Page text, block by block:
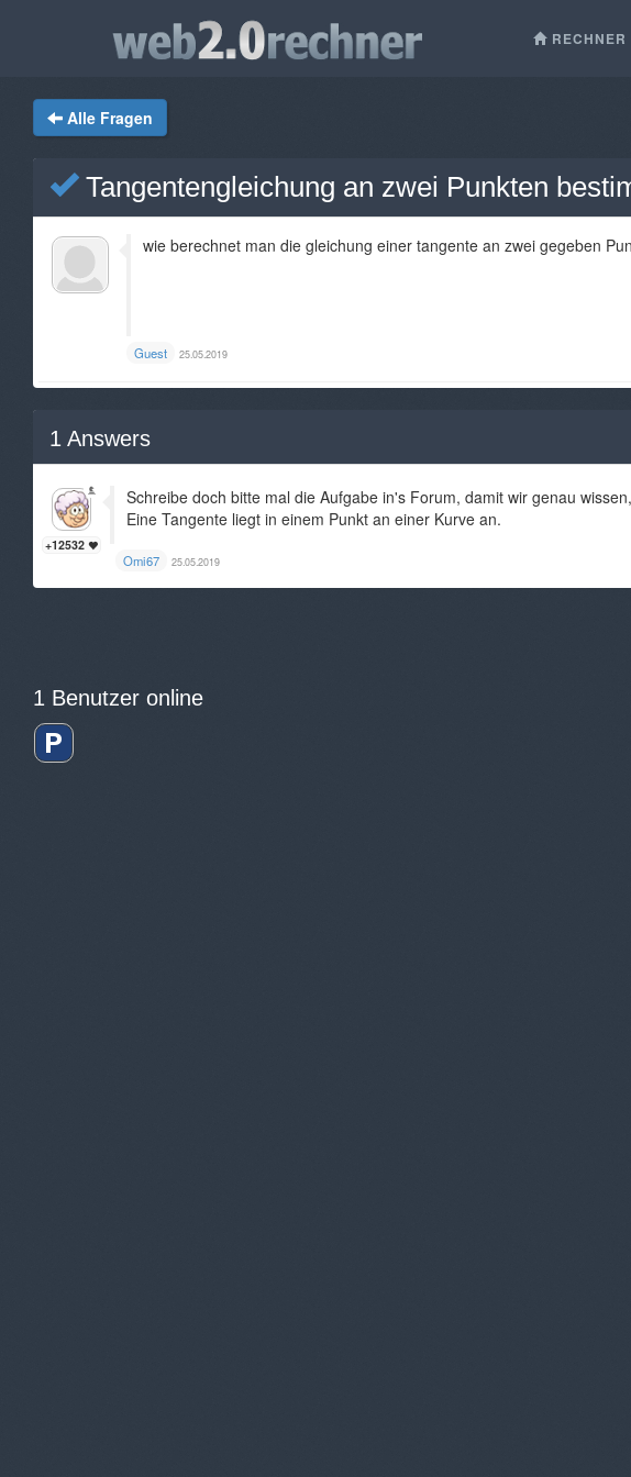
RECHNER
Alle Fragen
Tangentengleichung an zwei Punkten
wie berechnet man die gleichung einer tangente an zwei gegeben
Guest 25.05.2019
1 Answers
+12532
Schreibe doch bitte mal die Aufgabe in's Forum, damit wir genau
Eine Tangente liegt in einem Punkt an einer Kurve an.
Omi67 25.05.2019
1 Benutzer online